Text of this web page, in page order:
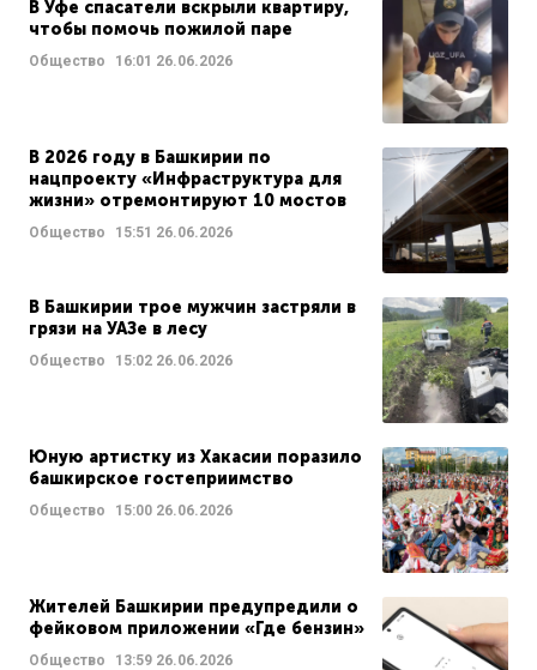
В Уфе спасатели вскрыли квартиру,
чтобы помочь пожилой паре
Общество 16:01 26.06.2026
В 2026 году в Башкирии по
нацпроекту «Инфраструктура для
жизни» отремонтируют 10 мостов
Общество 15:51 26.06.2026
В Башкирии трое мужчин застряли в
грязи на УАЗе в лесу
Общество 15:02 26.06.2026
Юную артистку из Хакасии поразило
башкирское гостеприимство
Общество 15:00 26.06.2026
Жителей Башкирии предупредили о
фейковом приложении «Где бензин»
Общество 13:59 26.06.2026